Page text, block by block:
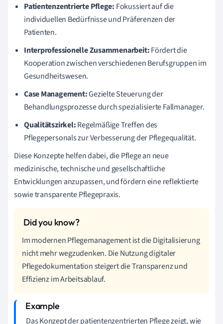
Patientenzentrierte Pflege: Fokussiert auf die
individuellen Bedürfnisse und Präferenzen der
Patienten.
Interprofessionelle Zusammenarbeit:Fördert die
Kooperation zwischen verschiedenen Berufsgruppen im
Gesundheitswesen.
Case Management:Gezielte Steuerung der
Behandlungsprozesse durch spezialisierte Fallmanager.
Qualitätszirkel:Regelmäßige Treffen des
Pflegepersonals zur Verbesserung der Pflegequalität.
Diese Konzepte helfen dabei, die Pflege an neue
medizinische, technische und gesellschaftliche
Entwicklungen anzupassen, und fördern eine reflektierte
sowie transparente Pflegepraxis.
Im modernen Pflegemanagement ist die Digitalisierung
nicht mehr wegzudenken. Die Nutzung digitaler
Pflegedokumentation steigert die Transparenz und
Effizienz im Arbeitsablauf.
Das Konzept der patientenzentrierten Pflege zeigt, wie